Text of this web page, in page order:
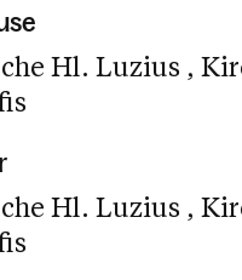
Hl. Luzius
Hl. Luzius